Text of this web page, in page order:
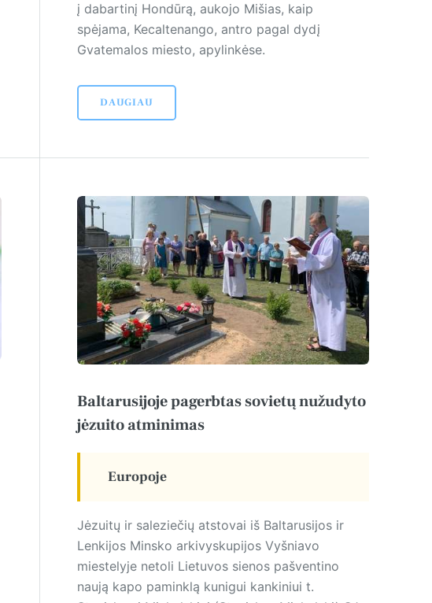
į dabartinį Hondūrą, aukojo Mišias, kaip
spėjama, Kecaltenango, antro pagal dydį
Gvatemalos miesto, apy­linkėse.
DAUGIAU
Baltarusijoje pagerbtas sovietų nužudyto
jėzuito atminimas
Europoje
Jėzuitų ir saleziečių atstovai iš Baltarusijos ir
Lenkijos Minsko arkivyskupijos Vyšniavo
miestelyje netoli Lietuvos sienos pašventino
naują kapo paminklą kunigui kan­kiniui t.